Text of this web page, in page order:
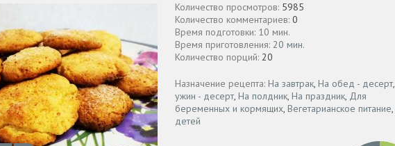
Количество просмотров: 5985
Количество комментариев: 0
Время подготовки: 10 мин.
Время приготовления: 20 мин.
Количество порций: 20
Назначение рецепта: На завтрак, На обед - десерт,
ужин - десерт, На полдник, На праздник, Для
беременных и кормящих, Вегетарианское питание,
детей